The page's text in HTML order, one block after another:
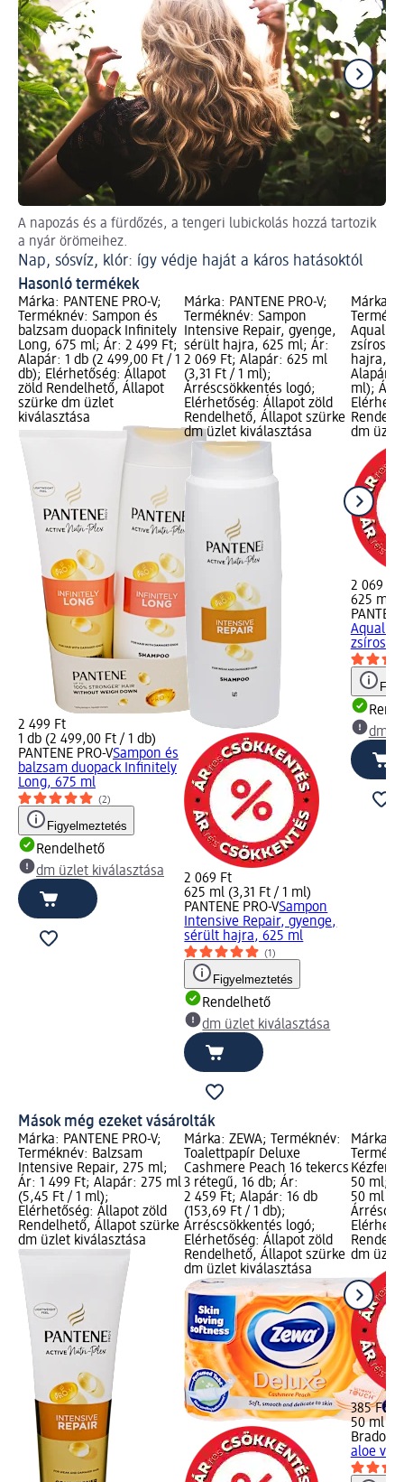
A napozás és a fürdőzés, a tengeri lubickolás hozzá tartozik
a nyár örömeihez.
Nap, sósvíz, klór: így védje haját a káros hatásoktól
Hasonló termékek
Márka: PANTENE PRO-V;
Terméknév: Sampon és
balzsam duopack Infinitely
Long, 675 ml; Ár: 2 499 Ft;
Alapár: 1 db (2 499,00 Ft / 1
db); Elérhetőség: Állapot
zöld Rendelhető, Állapot
szürke dm üzlet
kiválasztása
2 499 Ft
1 db (2 499,00 Ft / 1 db)
PANTENE PRO-VSampon és
balzsam duopack Infinitely
Long, 675 ml
(2)
Figyelmeztetés
Rendelhető
dm üzlet kiválasztása
Márka: PANTENE PRO-V;
Terméknév: Sampon
Intensive Repair, gyenge,
sérült hajra, 625 ml; Ár:
2 069 Ft; Alapár: 625 ml
(3,31 Ft / 1 ml);
Árréscsökkentés logó;
Elérhetőség: Állapot zöld
Rendelhető, Állapot szürke
dm üzlet kiválasztása
2 069 Ft
625 ml (3,31 Ft / 1 ml)
PANTENE PRO-VSampon
Intensive Repair, gyenge,
sérült hajra, 625 ml
(1)
Figyelmeztetés
Rendelhető
dm üzlet kiválasztása
Márka:
hajra,
Alapár:
ml);
dm
2 069 Ft
625 ml
dm
Mások még ezeket vásárolták
Márka: PANTENE PRO-V;
Terméknév: Balzsam
Intensive Repair, 275 ml;
Ár: 1 499 Ft; Alapár: 275 ml
(5,45 Ft / 1 ml);
Elérhetőség: Állapot zöld
Rendelhető, Állapot szürke
dm üzlet kiválasztása
Márka: ZEWA; Terméknév:
Toalettpapír Deluxe
Cashmere Peach 16 tekercs
3 rétegű, 16 db; Ár:
2 459 Ft; Alapár: 16 db
(153,69 Ft / 1 db);
Árréscsökkentés logó;
Elérhetőség: Állapot zöld
Rendelhető, Állapot szürke
dm üzlet kiválasztása
Márka:
50 ml;
50 ml
dm
385 Ft
50 ml
Bradolife
aloe